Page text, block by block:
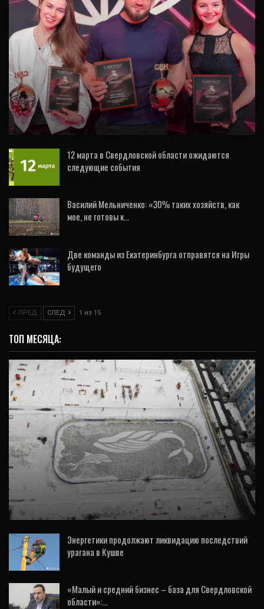
СПОРТ
Премию Минспорта РФ вручили кварталу
«Архангел Михаил», RCC Gym и «УГМК-
12 марта в Свердловской области ожидаются
следующие события
Василий Мельниченко: «30% таких хозяйств, как
мое, не готовы к…
Две команды из Екатеринбурга отправятся на Игры
будущего
ПРЕД СЛЕД 1 из 15
ТОП МЕСЯЦА:
ИНТЕРВЬЮ
«В этом и есть прелесть – в моменте».
Интервью с художником, чьи картины
живут…
Энергетики продолжают ликвидацию последствий
урагана в Кушве
«Малый и средний бизнес – база для Свердловской
области»:…